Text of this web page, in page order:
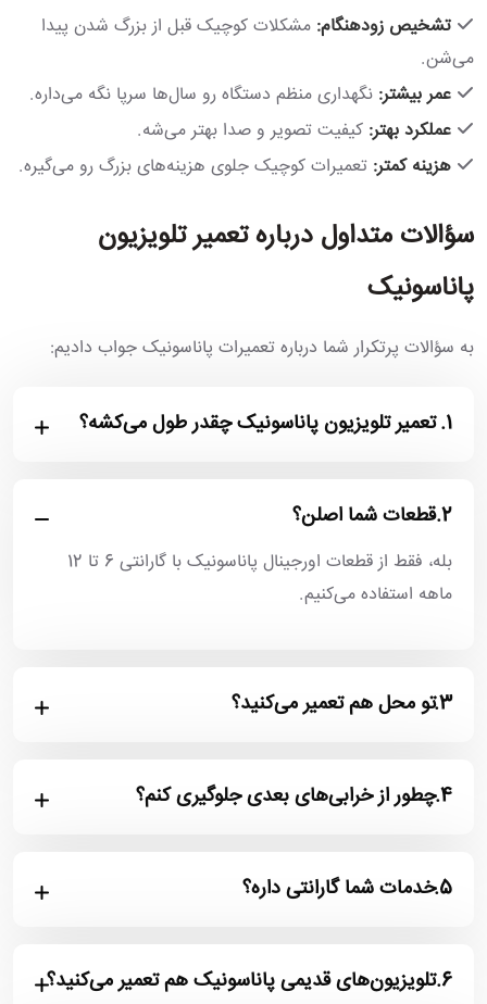
تشخیص زودهنگام: مشکلات کوچیک قبل از بزرگ شدن پیدا
می‌شن.
عمر بیشتر: نگهداری منظم دستگاه رو سال‌ها سرپا نگه می‌داره.
عملکرد بهتر: کیفیت تصویر و صدا بهتر می‌شه.
هزینه کمتر: تعمیرات کوچیک جلوی هزینه‌های بزرگ رو می‌گیره.
سؤالات متداول درباره تعمیر تلویزیون
پاناسونیک
به سؤالات پرتکرار شما درباره تعمیرات پاناسونیک جواب دادیم:
1. تعمیر تلویزیون پاناسونیک چقدر طول می‌کشه؟
2.قطعات شما اصلن؟
بله، فقط از قطعات اورجینال پاناسونیک با گارانتی 6 تا 12
ماهه استفاده می‌کنیم.
3.تو محل هم تعمیر می‌کنید؟
4.چطور از خرابی‌های بعدی جلوگیری کنم؟
5.خدمات شما گارانتی داره؟
6. تلویزیون‌های قدیمی پاناسونیک هم تعمیر می‌کنید؟